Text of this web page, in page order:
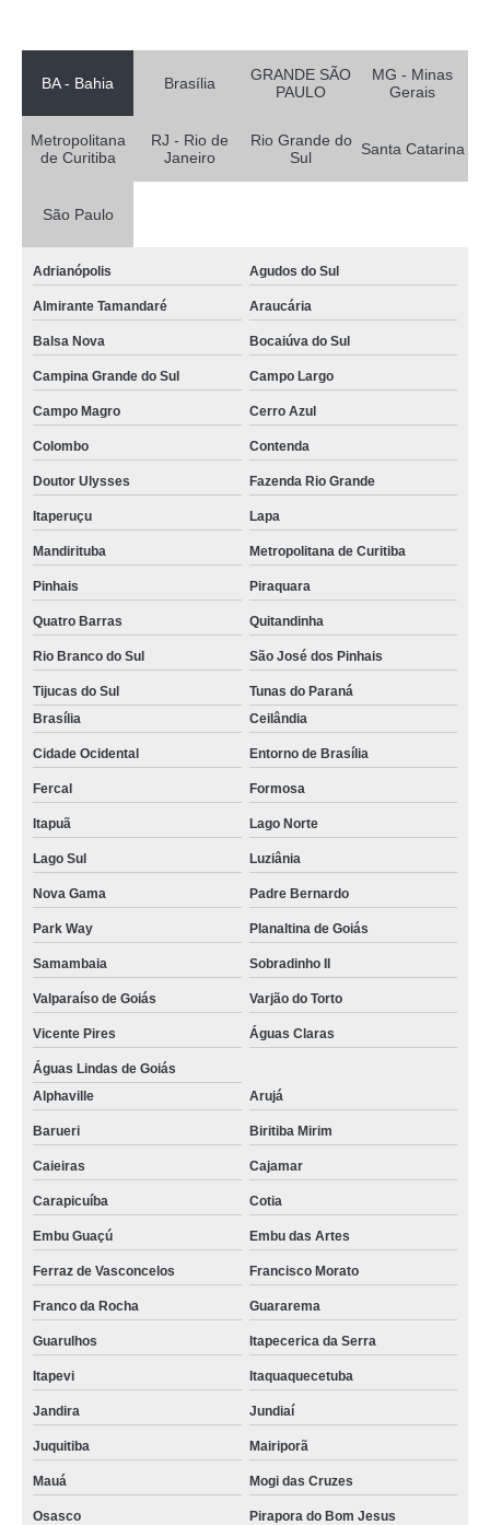
funis de decantação função venda Resende
funis de separação decantação comprar Jandira
funis de vidro sinterizado comprar Trancoso
funis de separação decantação venda Cotia
funis de separação decantação comprar Betim
sob encomenda funis de laboratório Teresópolis
onde vende funis de haste longa Ipatinga
sob encomenda funis de separação Sobradinho II
sob encomenda funis de vidro laboratório Agudos do Sul
funis de vidro laboratório venda Park Way
funis comuns Santa Maria da Vitória
funis de decantação Barueri
funis de separação Belford Roxo
sob encomenda funis de vidro sinterizado Luziânia
onde vende funis de vidro sinterizado Santa Rita do Sapucai
funis de separação decantação Belford Roxo
onde vende funis de vidro laboratório Ipatinga
funis de vidro sinterizado venda Vitória da Conquista
funis de laboratório comprar Ribeirão das Neves
funis comuns comprar Mauá
funis de decantação função comprar Resende
onde vende funis de vidro laboratório Contenda
onde vende funis de separação Bocaiúva do Sul
onde vende funis laboratório Itaquaquecetuba
onde vende funis de separação Rio de Janeiro
onde vende funis de vidro sinterizado Mandirituba
sob encomenda funis de vidro sinterizado São Lourenço da Serra
funis de separação comprar Rio Grande do Sul
onde vende funis de decantação Santa Rita do Sapucai
funis de decantação função venda MURIAÉ
BA - Bahia Brasília
GRANDE SÃO
PAULO
MG - Minas
Gerais
Metropolitana
de Curitiba
RJ - Rio de
Janeiro
Rio Grande do
Sul
Santa Catarina
São Paulo
Adrianópolis Agudos do Sul
Almirante Tamandaré Araucária
Balsa Nova Bocaiúva do Sul
Campina Grande do Sul Campo Largo
Campo Magro Cerro Azul
Colombo Contenda
Doutor Ulysses Fazenda Rio Grande
Itaperuçu Lapa
Mandirituba Metropolitana de Curitiba
Pinhais Piraquara
Quatro Barras Quitandinha
Rio Branco do Sul São José dos Pinhais
Tijucas do Sul
Tunas do Paraná
Brasília
Ceilândia
Cidade Ocidental Entorno de Brasília
Fercal Formosa
Itapuã Lago Norte
Lago Sul Luziânia
Nova Gama Padre Bernardo
Park Way Planaltina de Goiás
Samambaia Sobradinho II
Valparaíso de Goiás Varjão do Torto
Vicente Pires Águas Claras
Águas Lindas de Goiás
Alphaville
Arujá
Barueri Biritiba Mirim
Caieiras Cajamar
Carapicuíba Cotia
Embu Guaçú Embu das Artes
Ferraz de Vasconcelos Francisco Morato
Franco da Rocha Guararema
Guarulhos Itapecerica da Serra
Itapevi Itaquaquecetuba
Jandira Jundiaí
Juquitiba Mairiporã
Mauá Mogi das Cruzes
Osasco Pirapora do Bom Jesus